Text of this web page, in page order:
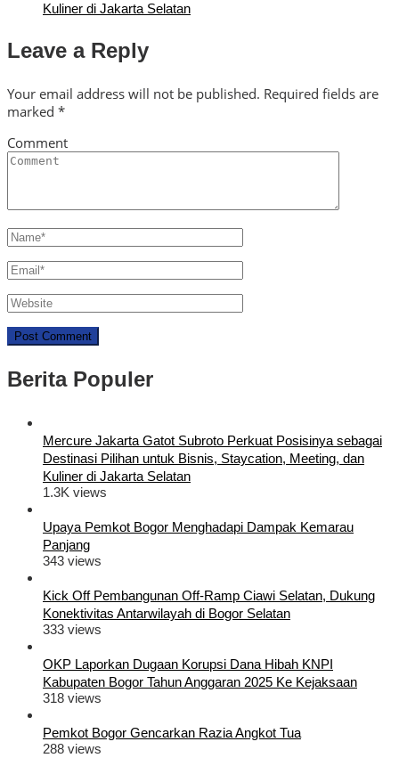
Kuliner di Jakarta Selatan
Leave a Reply
Your email address will not be published. Required fields are
marked *
Comment
Berita Populer
Mercure Jakarta Gatot Subroto Perkuat Posisinya sebagai
Destinasi Pilihan untuk Bisnis, Staycation, Meeting, dan
Kuliner di Jakarta Selatan
1.3K views
Upaya Pemkot Bogor Menghadapi Dampak Kemarau
Panjang
343 views
Kick Off Pembangunan Off-Ramp Ciawi Selatan, Dukung
Konektivitas Antarwilayah di Bogor Selatan
333 views
OKP Laporkan Dugaan Korupsi Dana Hibah KNPI
Kabupaten Bogor Tahun Anggaran 2025 Ke Kejaksaan
318 views
Pemkot Bogor Gencarkan Razia Angkot Tua
288 views